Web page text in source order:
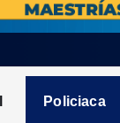
Policiaca